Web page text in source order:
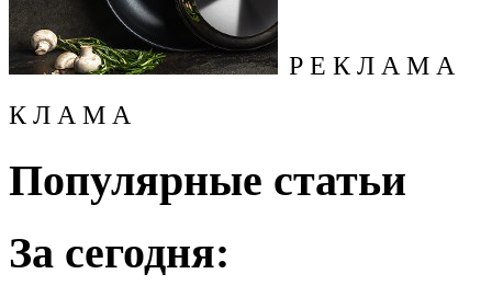
Р Е К Л А М А
К Л А М А
Популярные статьи
За сегодня: